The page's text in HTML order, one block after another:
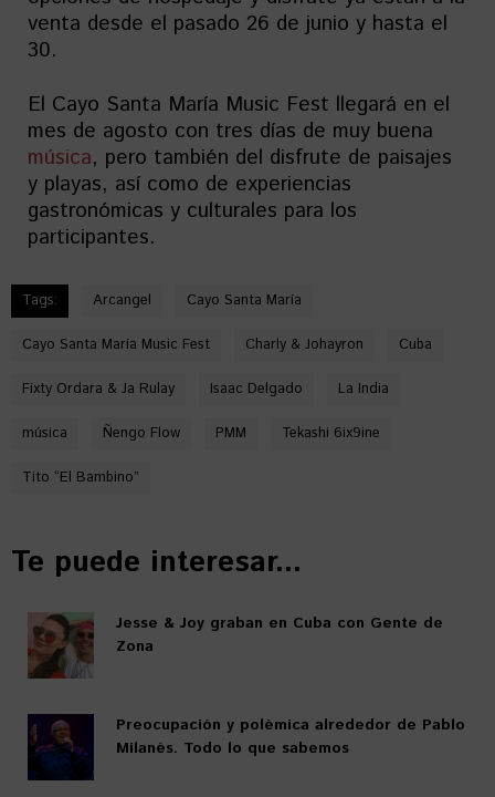
venta desde el pasado 26 de junio y hasta el
30.
El Cayo Santa María Music Fest llegará en el
mes de agosto con tres días de muy buena
música, pero también del disfrute de paisajes
y playas, así como de experiencias
gastronómicas y culturales para los
participantes.
Tags: Arcangel Cayo Santa María
Cayo Santa María Music Fest Charly & Johayron Cuba
Fixty Ordara & Ja Rulay Isaac Delgado La India
música Ñengo Flow PMM Tekashi 6ix9ine
Tito “El Bambino”
Te puede interesar...
Jesse & Joy graban en Cuba con Gente de
Zona
Preocupación y polémica alrededor de Pablo
Milanés. Todo lo que sabemos